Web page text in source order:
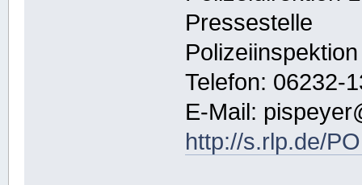
Pressestelle
Telefon: 06232-
E-Mail:
http://s.rlp.de/